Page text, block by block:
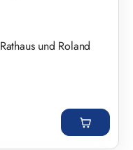
und Roland